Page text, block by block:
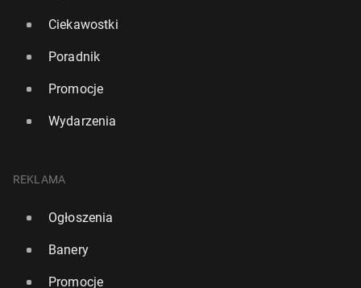
Ciekawostki
Poradnik
Promocje
Wydarzenia
REKLAMA
Ogłoszenia
Banery
Promocje